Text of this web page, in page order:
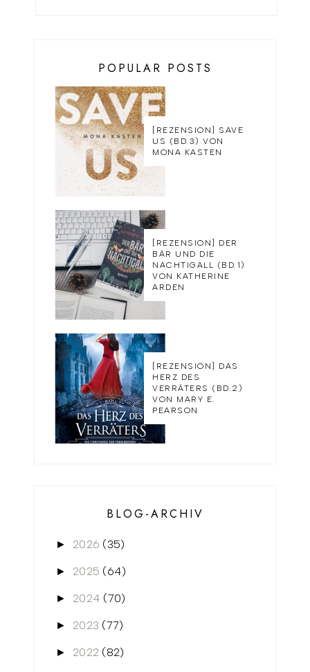
POPULAR POSTS
[REZENSION] SAVE
US (BD.3) VON
MONA KASTEN
[REZENSION] DER
BÄR UND DIE
NACHTIGALL (BD.1)
VON KATHERINE
ARDEN
[REZENSION] DAS
HERZ DES
VERRÄTERS (BD.2)
VON MARY E.
PEARSON
BLOG-ARCHIV
► 2026 (35)
► 2025 (64)
► 2024 (70)
► 2023 (77)
► 2022 (82)